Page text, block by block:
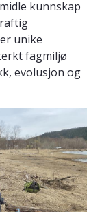
kunnskap
unike
fagmiljø
evolusjon og